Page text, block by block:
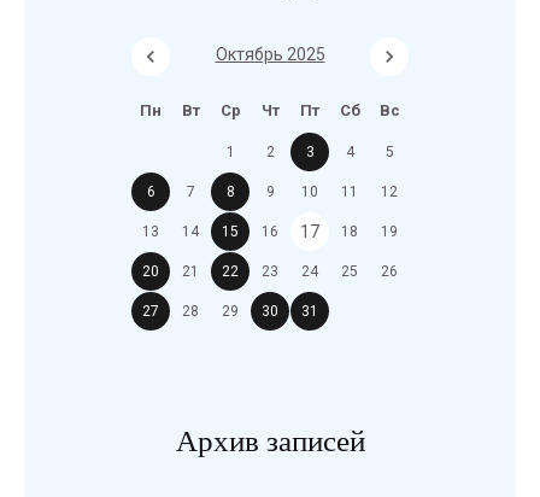
Октябрь 2025
Пн Вт Ср Чт Пт Сб Вс
1 2 3 4 5
6 7 8 9 10 11 12
13 14 15 16 17 18 19
20 21 22 23 24 25 26
27 28 29 30 31
Архив записей